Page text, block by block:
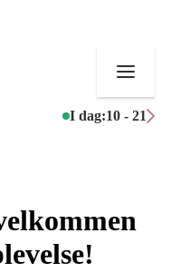
I dag:10 - 21